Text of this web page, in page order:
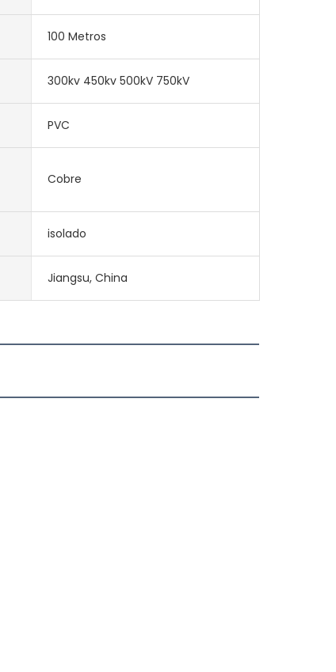
100 Metros
300kv 450kv 500kV 750kV
PVC
Cobre
isolado
Jiangsu, China